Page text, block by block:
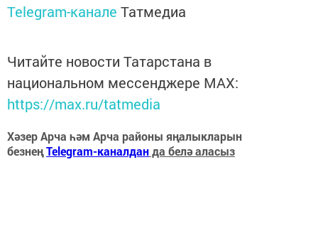
Telegram-канале Татмедиа
Читайте новости Татарстана в
национальном мессенджере MАХ:
https://max.ru/tatmedia
Хәзер Арча һәм Арча районы яңалыкларын
безнеңTelegram-каналданда белә аласыз